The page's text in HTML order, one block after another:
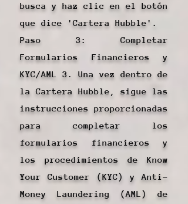
busca y haz clic en el botón
que dice 'Cartera Hubble'.
Paso 3: Completar
Formularios Financieros y
KYC/AML 3. Una vez dentro de
la Cartera Hubble, sigue las
instrucciones proporcionadas
para completar los
formularios financieros y
los procedimientos de Know
Your Customer (KYC) y Anti-
Money Laundering (AML) de